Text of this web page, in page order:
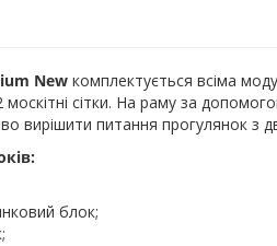
New комплектується всіма
сітки. На раму за
вирішити питання прогулянок з
блок;